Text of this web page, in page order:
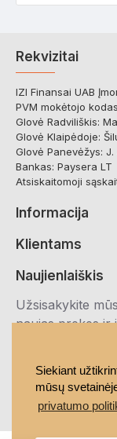
Siekiant
mūsų
privatumo
Rekvizitai
IZI Finansai UAB
PVM mokėtojo
Glovė Radviliškis:
Glovė Klaipėdoje:
Glovė Panevėžys: J.
Bankas: Paysera LT
Atsiskaitomoji
Informacija
Klientams
Naujienlaiškis
Užsisakykite
naujas prekes ir
Susipažinau ir